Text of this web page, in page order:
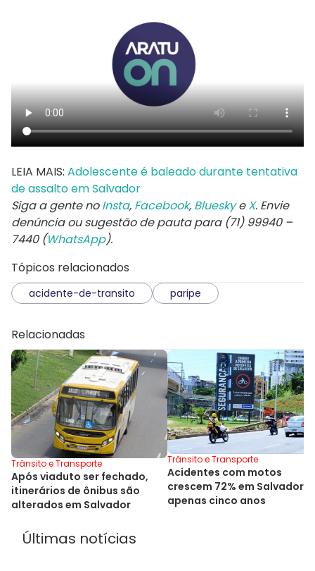
LEIA MAIS: Adolescente é baleado durante tentativa
de assalto em Salvador
Siga a gente noInsta, Facebook, BlueskyeX. Envie
denúncia ou sugestão de pauta para (71) 99940 –
7440 (WhatsApp).
Tópicos relacionados
acidente-de-transito paripe
Relacionadas
Trânsito e Transporte
Após viaduto ser fechado,
itinerários de ônibus são
alterados em Salvador
Trânsito e Transporte
Acidentes com motos
crescem 72% em Salvador
apenas cinco anos
Últimas notícias